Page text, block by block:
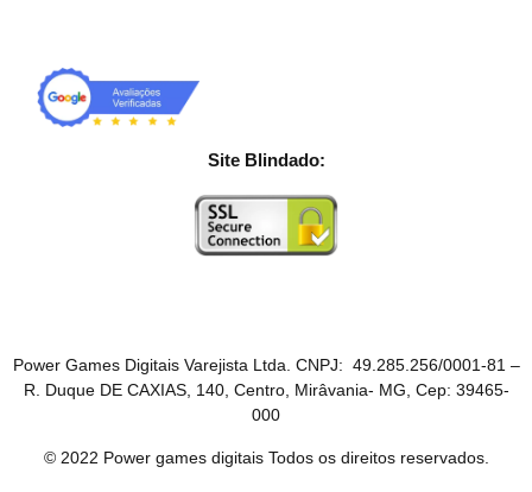
Site Blindado:
Power Games Digitais Varejista Ltda. CNPJ: 49.285.256/0001-81 –
R. Duque DE CAXIAS, 140, Centro, Mirâvania- MG, Cep: 39465-
000
© 2022 Power games digitais Todos os direitos reservados.